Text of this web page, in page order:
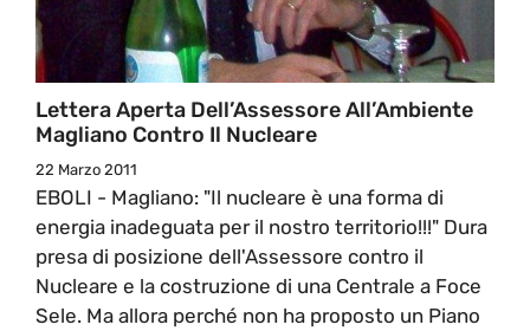
Lettera Aperta Dell’Assessore All’Ambiente
Magliano Contro Il Nucleare
22 Marzo 2011
EBOLI - Magliano: "Il nucleare è una forma di
energia inadeguata per il nostro territorio!!!" Dura
presa di posizione dell'Assessore contro il
Nucleare e la costruzione di una Centrale a Foce
Sele. Ma allora perché non ha proposto un Piano